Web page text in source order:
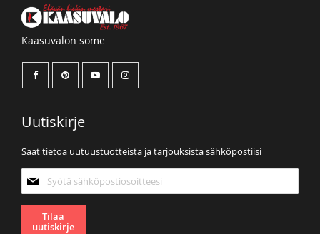
Kaasuvalon some
Uutiskirje
Saat tietoa uutuustuotteista ja tarjouksista sähköpostiisi
uutiskirjeemme:
Tilaa
uutiskirje